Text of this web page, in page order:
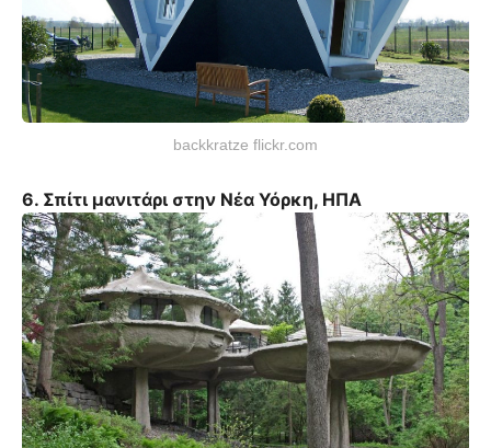
backkratze flickr.com
6. Σπίτι μανιτάρι στην Νέα Υόρκη, ΗΠΑ